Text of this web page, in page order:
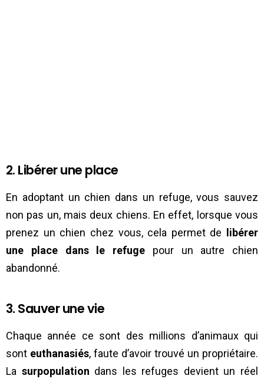
2. Libérer une place
En adoptant un chien dans un refuge, vous sauvez
non pas un, mais deux chiens. En effet, lorsque vous
prenez un chien chez vous, cela permet de libérer
une place dans le refuge pour un autre chien
abandonné.
3. Sauver une vie
Chaque année ce sont des millions d’animaux qui
sont euthanasiés, faute d’avoir trouvé un propriétaire.
La surpopulation dans les refuges devient un réel